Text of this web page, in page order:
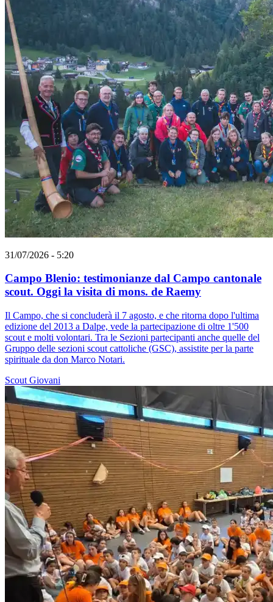
31/07/2026 - 5:20
Campo Blenio: testimonianze dal Campo cantonale
scout. Oggi la visita di mons. de Raemy
Il Campo, che si concluderà il 7 agosto, e che ritorna dopo l'ultima
edizione del 2013 a Dalpe, vede la partecipazione di oltre 1'500
scout e molti volontari. Tra le Sezioni partecipanti anche quelle del
Gruppo delle sezioni scout cattoliche (GSC), assistite per la parte
spirituale da don Marco Notari.
Scout Giovani